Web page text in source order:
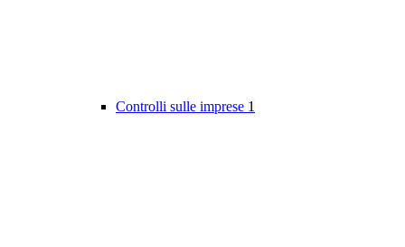
Controlli sulle imprese 1